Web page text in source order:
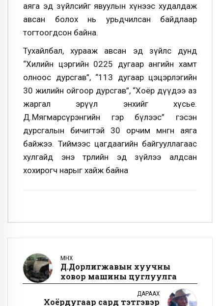
аяга эд зүйлсийг явуулын хүнээс худалдаж
авсан болох нь урьдчилсан байдлаар
тогтоогдсон байна.
Тухайлбал, хурааж авсан эд зүйлс дунд
“Хилийн цэргийн 0225 дугаар ангийн хамт
олноос дурсгав”, “113 дугаар цэцэрлэгийн
30 жилийн ойгоор дурсгав”, “Хоёр дүүдээ аз
жаргал эрүүл энхийг хүсье.
Д.Мягмарсүрэнгийн гэр бүлээс” гэсэн
дурсгалын бичигтэй 30 орчим мөнгөн аяга
байжээ. Тиймээс цагдаагийн байгууллагаас
хулгайд энэ төрлийн эд зүйлээ алдсан
хохирогч нарыг хайж байна
ӨМНӨХ
Д.Дорлигжавын хуучны
ховор машины цуглуулга
ДАРААХ
Хоёрдугаар сард тэтгэвэр